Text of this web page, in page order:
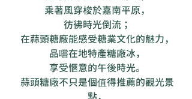
乘著風穿梭於嘉南平原，
彷彿時光倒流；
在蒜頭糖廠能感受糖業文化的魅力，
品嚐在地特產糖廠冰，
享受愜意的午後時光。
蒜頭糖廠不只是個值得推薦的觀光景